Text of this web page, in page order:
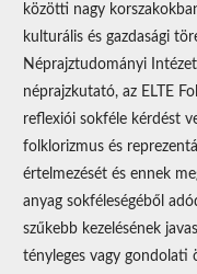
közötti nagy
kulturális és gazdasági
Néprajztudományi
néprajzkutató, az ELTE
reflexiói sokféle kérdést
folklorizmus és
értelmezését és ennek
anyag sokféleségéből
szűkebb kezelésének
tényleges vagy gondolati